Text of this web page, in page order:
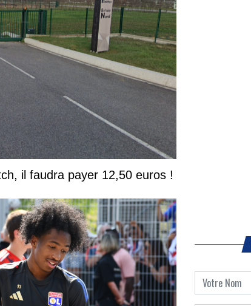
il faudra payer 12,50 euros !